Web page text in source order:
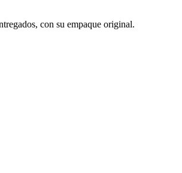
con su empaque original.